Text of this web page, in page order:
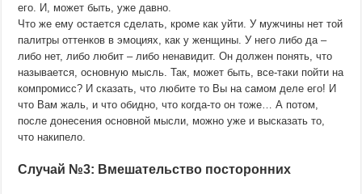
его. И, может быть, уже давно.
Что же ему остается сделать, кроме как уйти. У мужчины нет той
палитры оттенков в эмоциях, как у женщины. У него либо да –
либо нет, либо любит – либо ненавидит. Он должен понять, что
называется, основную мысль. Так, может быть, все-таки пойти на
компромисс? И сказать, что любите то Вы на самом деле его! И
что Вам жаль, и что обидно, что когда-то он тоже… А потом,
после донесения основной мысли, можно уже и высказать то,
что накипело.
Случай №3: Вмешательство посторонних